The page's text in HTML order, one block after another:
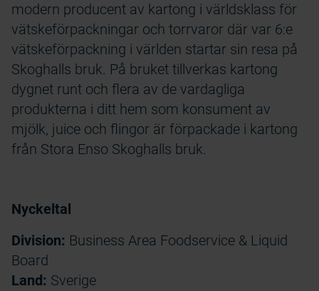
modern producent av kartong i världsklass för
vätskeförpackningar och torrvaror där var 6:e
vätskeförpackning i världen startar sin resa på
Skoghalls bruk. På bruket tillverkas kartong
dygnet runt och flera av de vardagliga
produkterna i ditt hem som konsument av
mjölk, juice och flingor är förpackade i kartong
från Stora Enso Skoghalls bruk.
Nyckeltal
Division: Business Area Foodservice & Liquid
Board
Land: Sverige